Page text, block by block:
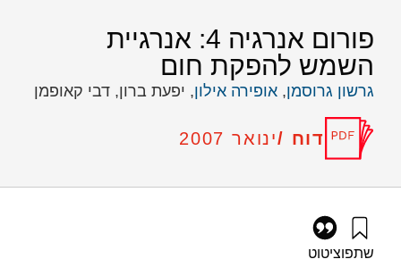
פורום אנרגיה 4: אנרגיית
השמש להפקת חום
גרשון גרוסמן, אופירה אילון, יפעת ברון, דבי קאופמן
דוח /ינואר 2007
שתפוציטוט